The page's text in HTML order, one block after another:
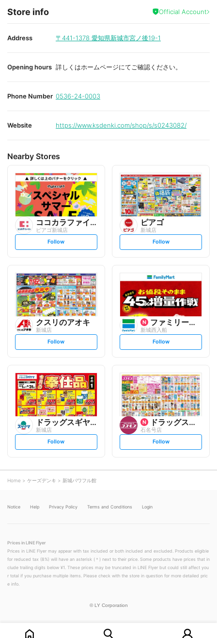
Store info Official Account
Address 〒441-1378 愛知県新城市宮ノ後19-1
Opening hours 詳しくはホームページにてご確認ください。
Phone Number 0536-24-0003
Website https://www.ksdenki.com/shop/s/s0243082/
Nearby Stores
ココカラファイン
ピアゴ新城店
s
t
l
o
w
Follow
ピアゴ
新城店
s
t
o
Follow
クスリのアオキ
新城店
s
t
l
o
w
Follow
ファミリーマート
新城西入船
s
t
l
o
w
Follow
ドラッグスギヤマ
新城店
s
t
o
w
Follow
ドラッグストアコスモス
石名号店
s
t
Follow
Home ケーズデンキ 新城パワフル館
Notice Help Privacy Policy Terms and Conditions Login
Prices in LINE Flyer
Prices in LINE Flyer may appear with tax included or both included and excluded. Products eligible
for reduced tax (8%) will have an asterisk (＊) next to their price. Some products have prices that in
clude trailing digits below ¥1. These prices may be truncated in LINE Flyer but could still affect you
r total if you purchase multiple items. Please check with the store in question for more detailed pric
e info.
© LY Corporation